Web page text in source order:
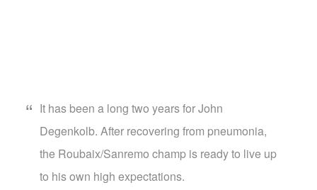
It has been a long two years for John
Degenkolb. After recovering from pneumonia,
the Roubaix/Sanremo champ is ready to live up
to his own high expectations.